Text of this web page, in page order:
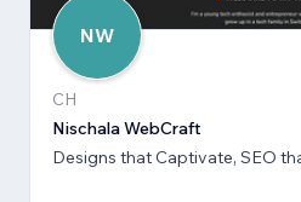
NW
CH
Nischala WebCraft
Designs that Captivate, SEO